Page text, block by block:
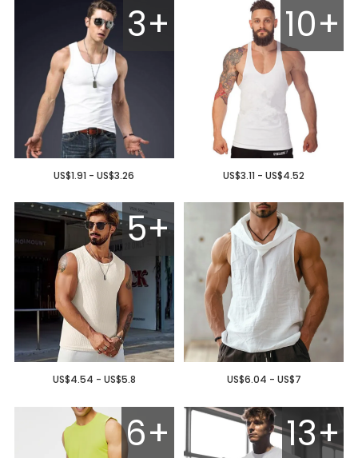
3+
US$1.91 - US$3.26
10+
US$3.11 - US$4.52
5+
US$4.54 - US$5.8 US$6.04 - US$7
6+ 13+